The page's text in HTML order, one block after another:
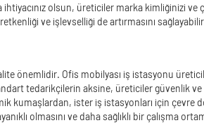
olsun, üreticiler marka kimliğinizi ve
ve işlevselliği de artırmasını
önemlidir. Ofis mobilyası iş istasyonu
tedarikçilerin aksine, üreticiler güvenlik ve
kumaşlardan, ister iş istasyonları için
olmasını ve daha sağlıklı bir çalışma